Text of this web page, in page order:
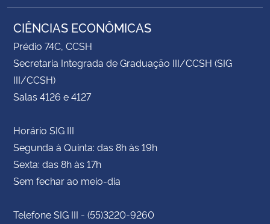
CIÊNCIAS ECONÔMICAS
Prédio 74C, CCSH
Secretaria Integrada de Graduação III/CCSH (SIG
III/CCSH)
Salas 4126 e 4127
Horário SIG III
Segunda à Quinta: das 8h às 19h
Sexta: das 8h às 17h
Sem fechar ao meio-dia
Telefone SIG III - (55)3220-9260